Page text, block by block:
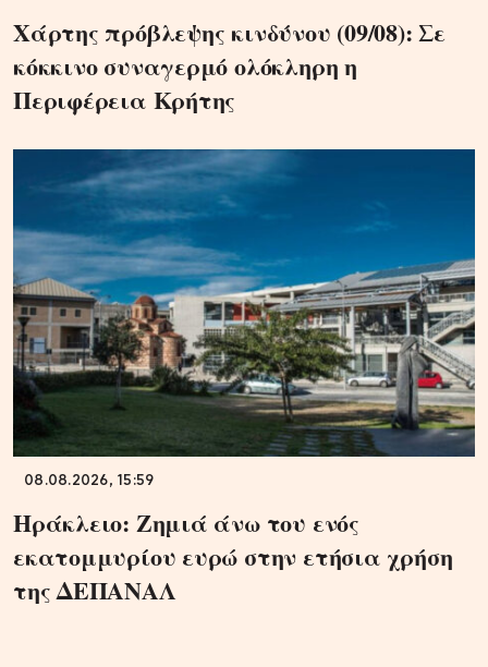
Χάρτης πρόβλεψης κινδύνου (09/08): Σε
κόκκινο συναγερμό ολόκληρη η
Περιφέρεια Κρήτης
08.08.2026, 15:59
Ηράκλειο: Ζημιά άνω του ενός
εκατομμυρίου ευρώ στην ετήσια χρήση
της ΔΕΠΑΝΑΛ